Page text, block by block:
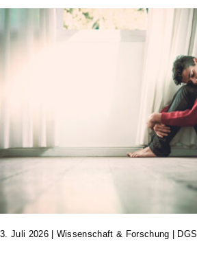
3. Juli 2026| Wissenschaft & Forschung | DGS